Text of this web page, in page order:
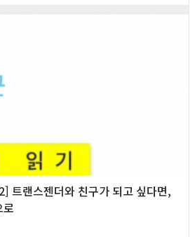
트랜스젠더와 친구가 되고 싶다면,
로